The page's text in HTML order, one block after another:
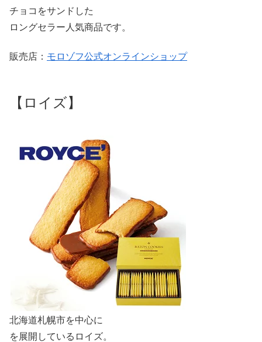
チョコをサンドした
ロングセラー人気商品です。
販売店： モロゾフ公式オンラインショップ
【ロイズ】
北海道札幌市を中心に
を展開しているロイズ。